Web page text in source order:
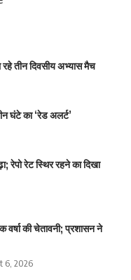
तीन दिवसीय अभ्यास मैच
घंटे का ‘रेड अलर्ट’
रेपो रेट स्थिर रहने का दिखा
वर्षा की चेतावनी; प्रशासन ने
6, 2026